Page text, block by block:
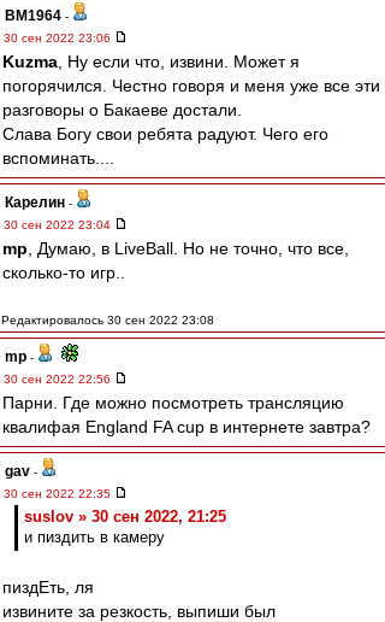
BM1964 -
30 сен 2022 23:06
Kuzma , Ну если что, извини. Может я
погорячился. Честно говоря и меня уже все эти
разговоры о Бакаеве достали.
Слава Богу свои ребята радуют. Чего его
вспоминать....
Карелин -
30 сен 2022 23:04
mp , Думаю, в LiveBall. Но не точно, что все,
сколько-то игр..
Редактировалось 30 сен 2022 23:08
mp -
30 сен 2022 22:56
Парни. Где можно посмотреть трансляцию
квалифая England FA cup в интернете завтра?
gav -
30 сен 2022 22:35
suslov » 30 сен 2022, 21:25
и пиздить в камеру
пиздЕть, ля
извините за резкость, выпиши был